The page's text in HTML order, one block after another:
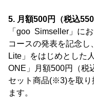
5. 月額500円（税込
「goo Simseller」に
コースの発表を記念し
Lite」をはじめとした
ONE」月額500円（税
セット商品(※3)を取
ます。